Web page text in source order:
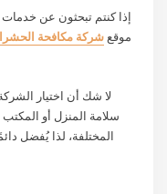
إذا كنتم تبحثون عن
موقعشركة مكافحة
لا شك أن اختيار
سلامة المنزل أو
المختلفة، لذا يُفضل